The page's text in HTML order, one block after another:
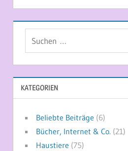
KATEGORIEN
Beliebte Beiträge (6)
Bücher, Internet & Co. (21)
Haustiere (75)